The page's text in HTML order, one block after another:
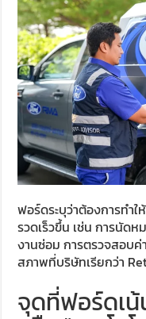
ฟอร์ดระบุว่าต้องการทำใ
รวดเร็วขึ้น เช่น การนัด
งานซ่อม การตรวจสอบค่
สภาพที่บริษัทเรียกว่า
จุดที่ฟอร์ดเ